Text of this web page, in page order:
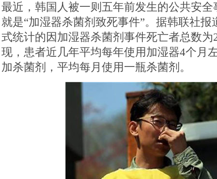
最近，韩国人被一则五年前发生的公共安
就是“加湿器杀菌剂致死事件”。据韩联社
式统计的因加湿器杀菌剂事件死亡者总数
现，患者近几年平均每年使用加湿器4个月
加杀菌剂，平均每月使用一瓶杀菌剂。